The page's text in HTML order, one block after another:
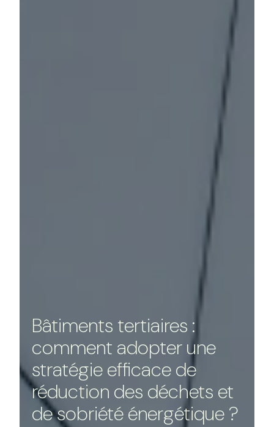
Bâtiments tertiaires :
comment adopter une
stratégie efficace de
réduction des déchets et
de sobriété énergétique ?